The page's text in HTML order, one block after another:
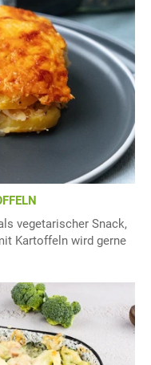
vegetarischer Snack,
Kartoffeln wird gerne